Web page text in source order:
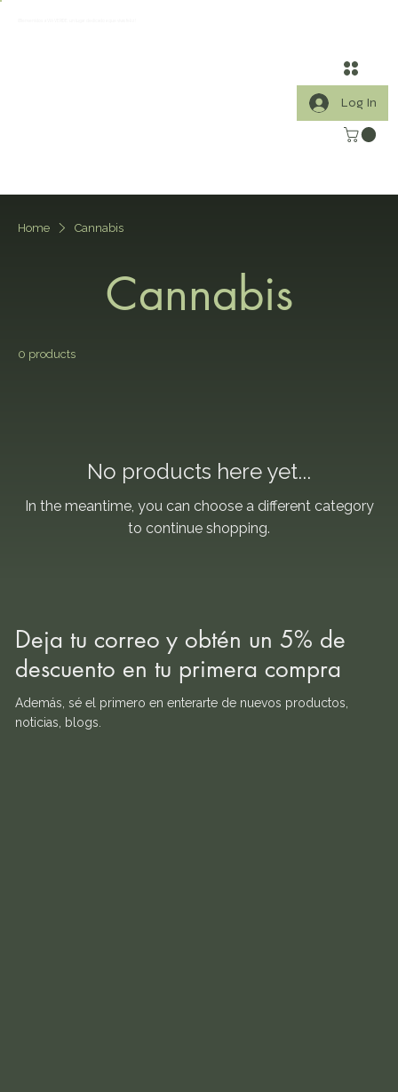
Log In
Home Cannabis
Cannabis
0 products
No products here yet...
In the meantime, you can choose a different category
to continue shopping.
Deja tu correo y obtén un 5% de
descuento en tu primera compra
Además, sé el primero en enterarte de nuevos productos,
noticias, blogs.